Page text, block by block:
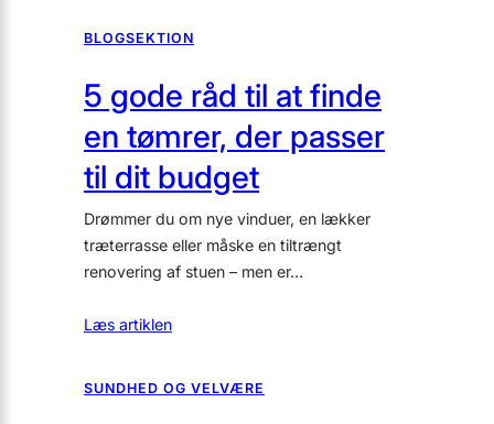
BLOGSEKTION
5 gode råd til at finde
en tømrer, der passer
til dit budget
Drømmer du om nye vinduer, en lækker
træterrasse eller måske en tiltrængt
renovering af stuen – men er…
Læs artiklen
SUNDHED OG VELVÆRE